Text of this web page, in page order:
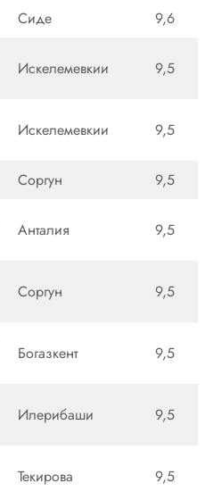
Сиде
9,6
Искелемевкии 9,5
Искелемевкии 9,5
Соргун
9,5
Анталия 9,5
Соргун 9,5
Богазкент 9,5
Илерибаши 9,5
Текирова 9,5